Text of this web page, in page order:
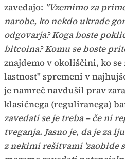
zavedajo: "Vzemimo za
narobe, ko nekdo ukrade
odgovarja? Koga boste
bitcoina? Komu se boste
znajdemo v okoliščini, ko se
lastnost" spremeni v
je namreč navdušil prav
klasičnega (reguliranega)
zavedati se je treba – če ni
tveganja. Jasno je, da je za
z nekimi rešitvami 'zaobide